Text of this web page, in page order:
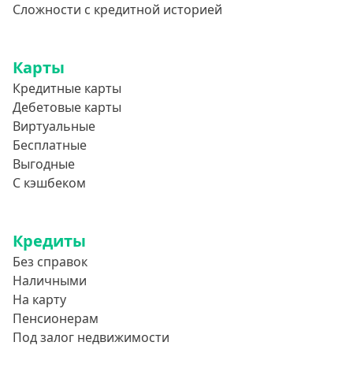
Сложности с кредитной историей
Карты
Кредитные карты
Дебетовые карты
Виртуальные
Бесплатные
Выгодные
С кэшбеком
Кредиты
Без справок
Наличными
На карту
Пенсионерам
Под залог недвижимости